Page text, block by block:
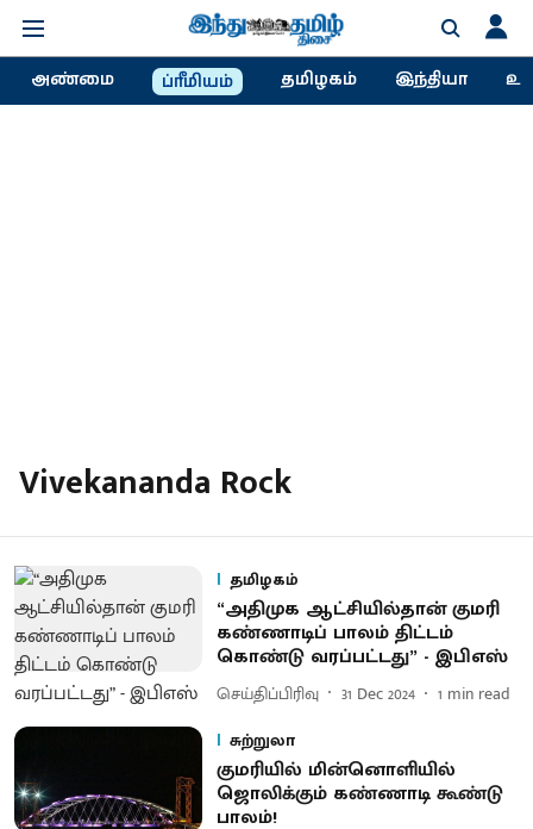
அண்மை ப்ரீமியம் தமிழகம் இந்தியா
Vivekananda Rock
தமிழகம்
“அதிமுக ஆட்சியில்தான் குமரி
கண்ணாடிப் பாலம் திட்டம்
கொண்டு வரப்பட்டது” - இபிஎஸ்
செய்திப்பிரிவு 31 Dec 2024 1 min read
சுற்றுலா
குமரியில் மின்னொளியில்
ஜொலிக்கும் கண்ணாடி கூண்டு
பாலம்!